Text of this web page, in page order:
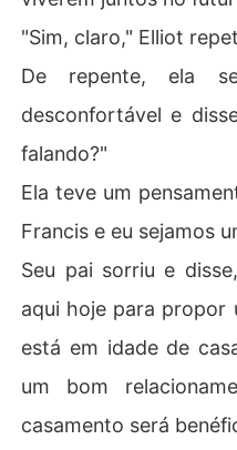
"Sim, claro," Elliot
De repente, ela
desconfortável e
falando?"
Ela teve um
Francis e eu sejamos
Seu pai sorriu e
aqui hoje para propor
está em idade de
um bom
casamento será